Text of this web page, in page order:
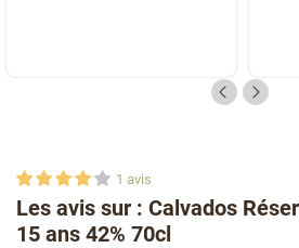
Les avis sur : Calvados
15 ans 42% 70cl
1 avis